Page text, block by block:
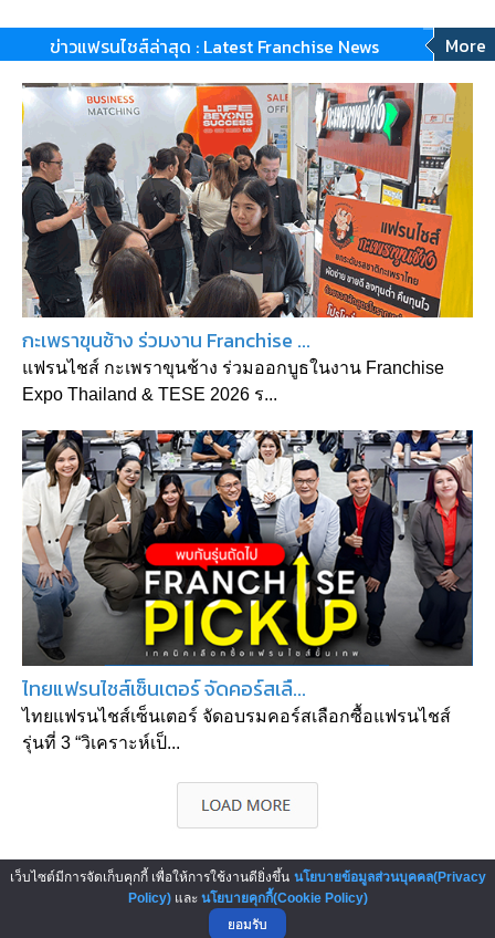
ข่าวแฟรนไชส์ล่าสุด : Latest Franchise News More
กะเพราขุนช้าง ร่วมงาน Franchise ...
แฟรนไชส์ กะเพราขุนช้าง ร่วมออกบูธในงาน Franchise
Expo Thailand & TESE 2026 ร...
ไทยแฟรนไชส์เซ็นเตอร์ จัดคอร์สเลื...
ไทยแฟรนไชส์เซ็นเตอร์ จัดอบรมคอร์สเลือกซื้อแฟรนไชส์
รุ่นที่ 3 “วิเคราะห์เป็...
▲ GO TO TOP
เว็บไซต์มีการจัดเก็บคุกกี้ เพื่อให้การใช้งานดียิ่งขึ้น นโยบายข้อมูลส่วนบุคคล(Privacy
Policy)และ นโยบายคุกกี้(Cookie Policy)
ยอมรับ